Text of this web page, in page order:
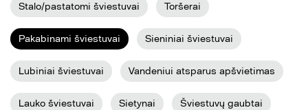
Stalo/pastatomi šviestuvai Toršerai
Pakabinami šviestuvai Sieniniai šviestuvai
Lubiniai šviestuvai Vandeniui atsparus apšvietimas
Lauko šviestuvai Sietynai Šviestuvų gaubtai